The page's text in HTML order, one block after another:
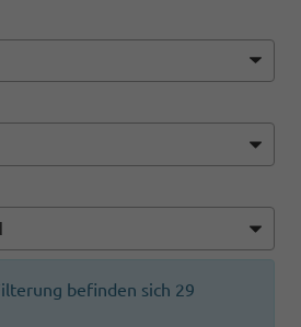
befinden sich 29